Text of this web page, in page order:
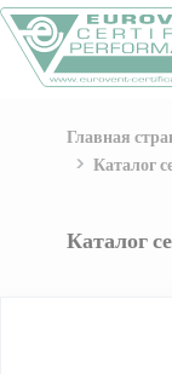
Главная
Каталог
Каталог